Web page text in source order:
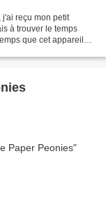
j'ai reçu mon petit
à trouver le temps
que cet appareil